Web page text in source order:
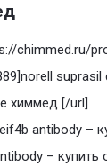
chimmed.ru/
химмед [/url]
antibody –
– купить